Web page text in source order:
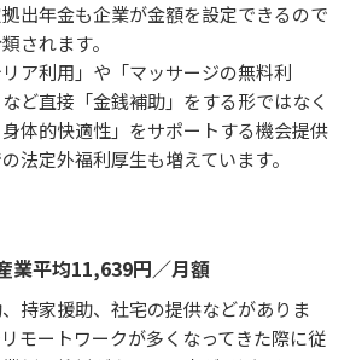
出年金も企業が金額を設定できるので
されます。
ア利用」や「マッサージの無料利
ど直接「金銭補助」をする形ではなく
身体的快適性」をサポートする機会提供
法定外福利厚生も増えています。
業平均11,639円／月額
持家援助、社宅の提供などがありま
モートワークが多くなってきた際に従